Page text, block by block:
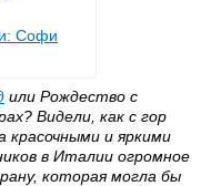
Софи
или Рождество с
Видели, как с гор
красочными и яркими
в Италии огромное
которая могла бы